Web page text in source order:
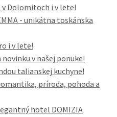
v Dolomitoch i v lete!
- unikátna toskánska
i v lete!
v našej ponuke!
talianskej kuchyne!
príroda, pohoda a
hotel DOMIZIA